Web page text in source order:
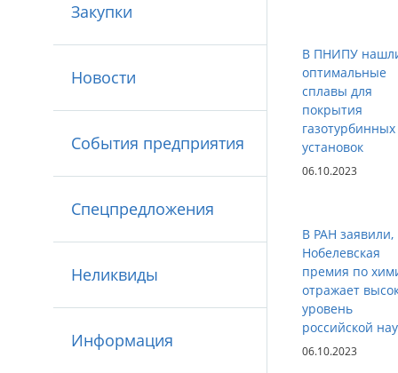
Закупки
Новости
События предприятия
Спецпредложения
Неликвиды
Информация
В ПНИПУ
оптимальные
сплавы для
покрытия
газотурбинных
установок
06.10.2023
В РАН заявили,
Нобелевская
премия по
отражает
уровень
российской
06.10.2023